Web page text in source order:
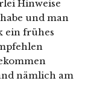
Hinweise
und man
ein frühes
nämlich am